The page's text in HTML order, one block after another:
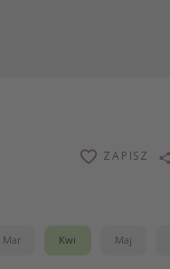
ZAPISZ
Mar Kwi Maj